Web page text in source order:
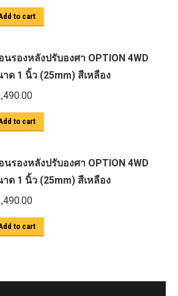
to cart
นรองหลังปรับองศา OPTION 4WD
ด 1 นิ้ว (25mm) สีเหลือง
to cart
นรองหลังปรับองศา OPTION 4WD
ด 1 นิ้ว (25mm) สีเหลือง
to cart